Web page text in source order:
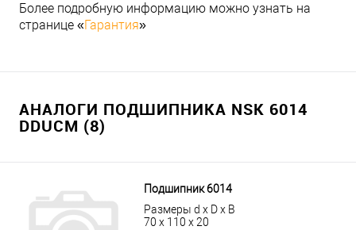
Более подробную информацию можно узнать на
странице «Гарантия»
АНАЛОГИ ПОДШИПНИКА NSK 6014
DDUCM (8)
Подшипник 6014
Размеры d x D x B
70 x 110 x 20